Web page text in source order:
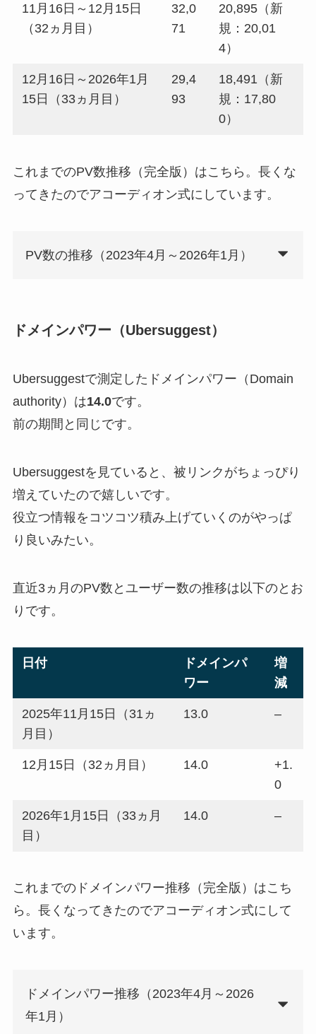
11月16日～12月15日
（32ヵ月目）
32,0
71
20,895（新
規：20,01
4）
12月16日～2026年1月
15日（33ヵ月目）
29,4
93
18,491（新
規：17,80
0）
これまでのPV数推移（完全版）はこちら。長くな
ってきたのでアコーディオン式にしています。
PV数の推移（2023年4月～2026年1月）
ドメインパワー（Ubersuggest）
Ubersuggestで測定したドメインパワー（Domain
authority）は14.0です。
前の期間と同じです。
Ubersuggestを見ていると、被リンクがちょっぴり
増えていたので嬉しいです。
役立つ情報をコツコツ積み上げていくのがやっぱ
り良いみたい。
直近3ヵ月のPV数とユーザー数の推移は以下のとお
りです。
日付
ドメインパ
ワー
増
減
2025年11月15日（31ヵ
月目）
13.0 –
12月15日（32ヵ月目） 14.0
+1.
0
2026年1月15日（33ヵ月
目）
14.0 –
これまでのドメインパワー推移（完全版）はこち
ら。長くなってきたのでアコーディオン式にして
います。
ドメインパワー推移（2023年4月～2026
年1月）